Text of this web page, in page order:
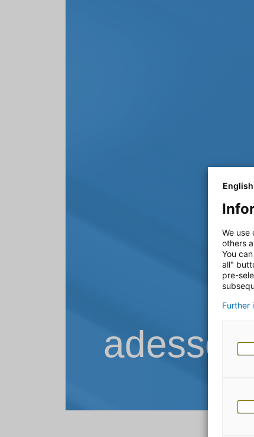
adesso
English
We use
others
You
all"
pre-
Further